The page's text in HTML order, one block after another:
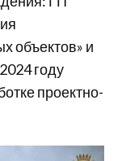
объектов» и
году
проектно-